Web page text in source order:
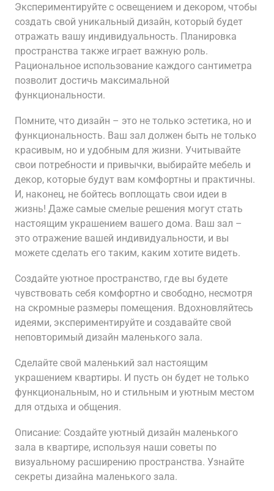
Экспериментируйте с освещением и декором, чтобы
создать свой уникальный дизайн, который будет
отражать вашу индивидуальность. Планировка
пространства также играет важную роль.
Рациональное использование каждого сантиметра
позволит достичь максимальной
функциональности.
Помните, что дизайн – это не только эстетика, но и
функциональность. Ваш зал должен быть не только
красивым, но и удобным для жизни. Учитывайте
свои потребности и привычки, выбирайте мебель и
декор, которые будут вам комфортны и практичны.
И, наконец, не бойтесь воплощать свои идеи в
жизнь! Даже самые смелые решения могут стать
настоящим украшением вашего дома. Ваш зал –
это отражение вашей индивидуальности, и вы
можете сделать его таким, каким хотите видеть.
Создайте уютное пространство, где вы будете
чувствовать себя комфортно и свободно, несмотря
на скромные размеры помещения. Вдохновляйтесь
идеями, экспериментируйте и создавайте свой
неповторимый дизайн маленького зала.
Сделайте свой маленький зал настоящим
украшением квартиры. И пусть он будет не только
функциональным, но и стильным и уютным местом
для отдыха и общения.
Описание: Создайте уютный дизайн маленького
зала в квартире, используя наши советы по
визуальному расширению пространства. Узнайте
секреты дизайна маленького зала.